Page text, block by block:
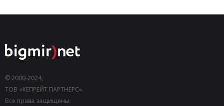
© 2000-2024,
ТОВ «КЕПРЕЙТ ПАРТНЕРС».
Все права защищены.